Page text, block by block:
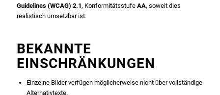
Guidelines (WCAG) 2.1, Konformitätsstufe AA, soweit dies
realistisch umsetzbar ist.
BEKANNTE
EINSCHRÄNKUNGEN
Einzelne Bilder verfügen möglicherweise nicht über vollständige
Alternativtexte.